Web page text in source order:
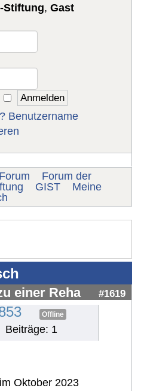
Stiftung,Gast
Benutzername
Forum der
GIST
Meine
einer Reha #1619
Offline
Beiträge: 1
Oktober 2023